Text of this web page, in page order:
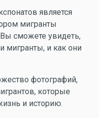
является
мигранты
сможете увидеть,
мигранты, и как они
фотографий,
которые
и историю.